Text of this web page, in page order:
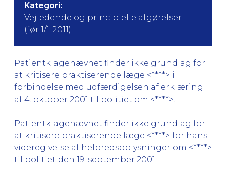
Kategori:
Vejledende og principielle afgørelser
(før 1/1-2011)
Patientklagenævnet finder ikke grundlag for
at kritisere praktiserende læge <****> i
forbindelse med udfærdigelsen af erklæring
af 4. oktober 2001 til politiet om <****>.
Patientklagenævnet finder ikke grundlag for
at kritisere praktiserende læge <****> for hans
videregivelse af helbredsoplysninger om <****>
til politiet den 19. september 2001.